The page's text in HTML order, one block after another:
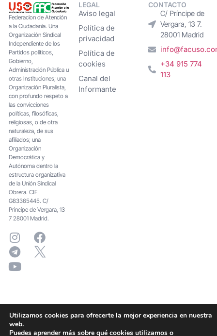
Federacion de Atención
a la Ciudadanía. Una
Organización Sindical
Independiente de los
Partidos políticos,
Gobierno,
Administración Pública u
otras Instituciones; una
Organización Pluralista,
con profundo respeto a
las convicciones
políticas, filosóficas,
religiosas, o de otra
naturaleza, de sus
afiliados; una
Organización
Democrática y
Autónoma dentro la
estructura organizativa
de la Unión Sindical
Obrera. CIF
G83365445. C/
Principe de Vergara, 13
7 28001 Madrid.
LEGAL
Aviso legal
Política de
privacidad
Política de
cookies
Canal del
Informante
CONTACTO
C/ Príncipe de
Vergara, 13 7.
28001 Madrid
+34 915 774
113
Utilizamos cookies para ofrecerte la mejor experiencia en nuestra
web.
Puedes aprender más sobre qué cookies utilizamos o